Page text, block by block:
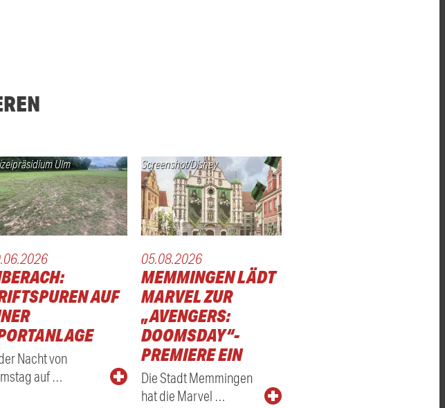
Ulm
AUF
Nacht von
auf …
Screenshot/Disney
05.08.2026
MEMMINGEN LÄDT
MARVEL ZUR
„AVENGERS:
DOOMSDAY“-
PREMIERE EIN
Die Stadt Memmingen
hat die Marvel …